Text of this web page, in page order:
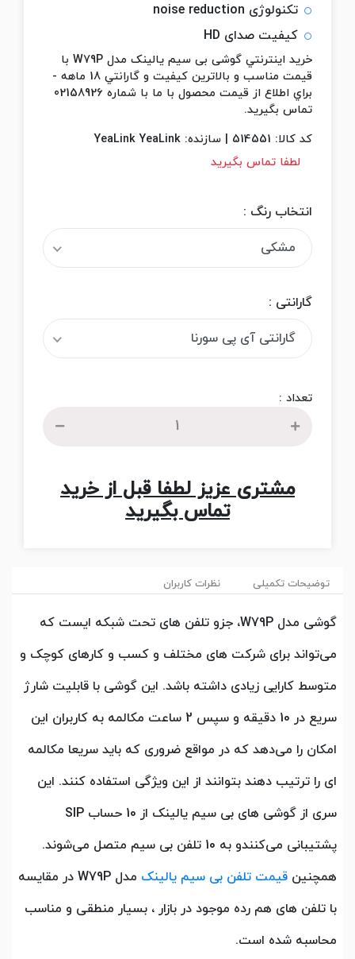
تکنولوژی noise reduction
کیفیت صدای HD
خريد اينترنتي گوشی بی سیم یالینک مدل W79P با
قيمت مناسب و بالاترين کيفيت و گارانتي 18 ماهه -
براي اطلاع از قيمت محصول با ما با شماره 02158926
تماس بگيريد.
کد کالا: 514551
| سازنده: YeaLink YeaLink
لطفا تماس بگیرید
انتخاب رنگ :
مشکی
گارانتی :
گارانتی آی پی سورنا
تعداد :
مشتری عزیز لطفا قبل از خرید
تماس بگیرید
توضیحات تکمیلی نظرات کاربران
گوشی مدل W79P، جزو تلفن های تحت شبکه ایست که
می‌تواند برای شرکت های مختلف و کسب و کارهای کوچک و
متوسط کارایی زیادی داشته باشد. این گوشی با قابلیت شارژ
سریع در 10 دقیقه و سپس 2 ساعت مکالمه به کاربران این
امکان را می‌دهد که در مواقع ضروری که باید سریعا مکالمه
ای را ترتیب دهند بتوانند از این ویژگی استفاده کنند. این
سری از گوشی های بی سیم یالینک از 10 حساب SIP
پشتیبانی می‌کنندو به 10 تلفن بی سیم متصل می‌شوند.
همچنین قیمت تلفن بی سیم یالینک
مدل W79P در مقایسه
با تلفن های هم رده موجود در بازار ، بسیار منطقی و مناسب
محاسبه شده است.